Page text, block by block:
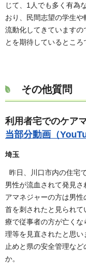
じて、1人でも多く有為
おり、民間志望の学生
流動化してきていますの
とを期待しているところ
その他質問
利用者宅でのケア
当部分動画（
埼玉
昨日、川口市内の住宅
男性が流血されて発見
アマネジャーの方は男
首を刺されたと見られ
療で従事者の方が亡く
理等を見直されたと思
止めと県の安全管理など
か。